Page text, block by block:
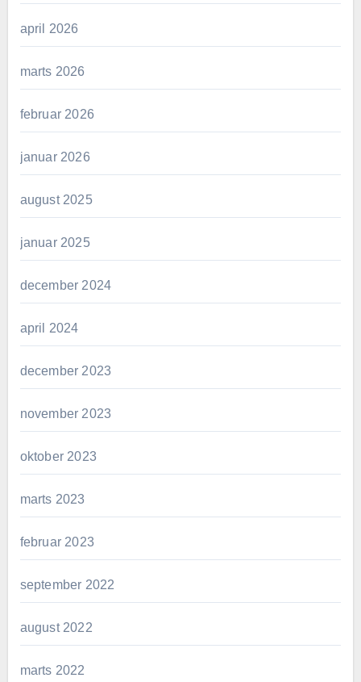
april 2026
marts 2026
februar 2026
januar 2026
august 2025
januar 2025
december 2024
april 2024
december 2023
november 2023
oktober 2023
marts 2023
februar 2023
september 2022
august 2022
marts 2022